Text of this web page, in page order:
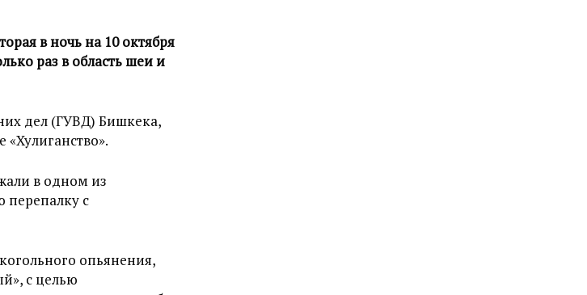
в ночь на 10 октября
раз в область шеи и
дел (ГУВД) Бишкека,
в одном из
перепалку с
опьянения,
с целью